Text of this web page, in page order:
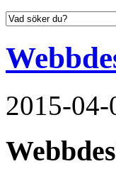
2015-04-